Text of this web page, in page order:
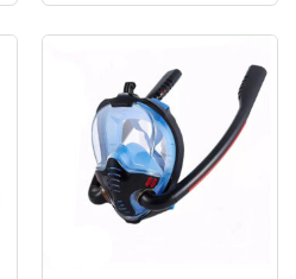
690,000₫.là: